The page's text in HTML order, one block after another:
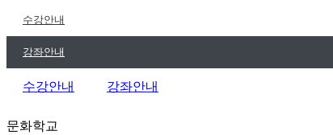
수강안내
강좌안내
수강안내 강좌안내
문화학교